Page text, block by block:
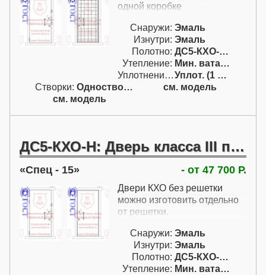
одной коробке
Снаружи: Эмаль
Изнутри: Эмаль
Полотно:
ДС5-КХО-НР (III)
Утепление:
Мин. вата / пенопл.
Уплотнение:
Уплот. (1 конт.)
Створки:
Одностворчатая (А)
см. модель
см. модель
ДС5-КХО-Н: Дверь класса III по ГОСТ Р БЕЗ решетки с наружными петлями
Спец - 15 - от 47 700 Р.
Двери КХО без решетки
можно изготовить отдельно
от решетки.
Снаружи: Эмаль
Изнутри: Эмаль
Полотно:
ДС5-КХО-Н (III)
Утепление:
Мин. вата / пенопл.